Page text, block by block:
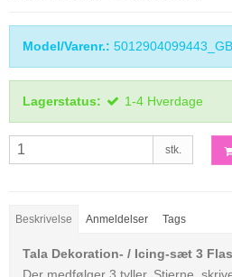
Model/Varenr.:
Lagerstatus: 1-4 Hverdage
stk.
Beskrivelse Anmeldelser Tags
Tala Dekoration- / Icing-sæt 3